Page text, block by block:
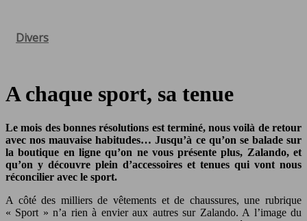
Divers
A chaque sport, sa tenue
Le mois des bonnes résolutions est terminé, nous voilà de retour
avec nos mauvaise habitudes… Jusqu’à ce qu’on se balade sur
la boutique en ligne qu’on ne vous présente plus, Zalando, et
qu’on y découvre plein d’accessoires et tenues qui vont nous
réconcilier avec le sport.
A côté des milliers de vêtements et de chaussures, une rubrique
« Sport » n’a rien à envier aux autres sur Zalando. A l’image du